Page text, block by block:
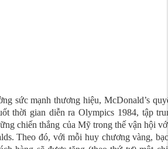
sức mạnh thương hiệu, McDonald’s
thời gian diễn ra Olympics 1984, tập
chiến thắng của Mỹ trong thế vận hội
Theo đó, với mỗi huy chương vàng,